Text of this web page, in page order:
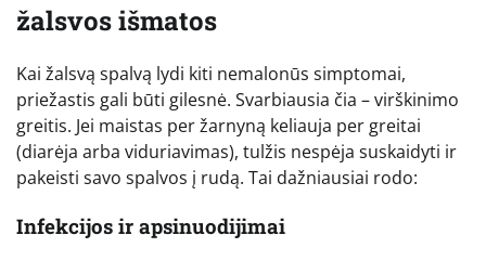
žalsvos išmatos
Kai žalsvą spalvą lydi kiti nemalonūs simptomai,
priežastis gali būti gilesnė. Svarbiausia čia – virškinimo
greitis. Jei maistas per žarnyną keliauja per greitai
(diarėja arba viduriavimas), tulžis nespėja suskaidyti ir
pakeisti savo spalvos į rudą. Tai dažniausiai rodo:
Infekcijos ir apsinuodijimai